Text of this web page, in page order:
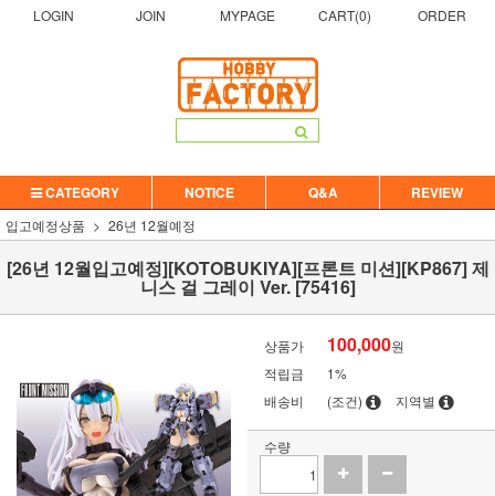
LOGIN JOIN MYPAGE CART(0) ORDER
CATEGORY NOTICE Q&A REVIEW
입고예정상품 26년 12월예정
[26년 12월입고예정][KOTOBUKIYA][프론트 미션][KP867] 제
니스 걸 그레이 Ver. [75416]
상품가 100,000원
적립금
1%
배송비
(조건) 지역별
수량